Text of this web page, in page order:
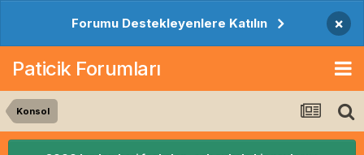
Forumu Destekleyenlere Katılın ×
Paticik Forumları
Konsol